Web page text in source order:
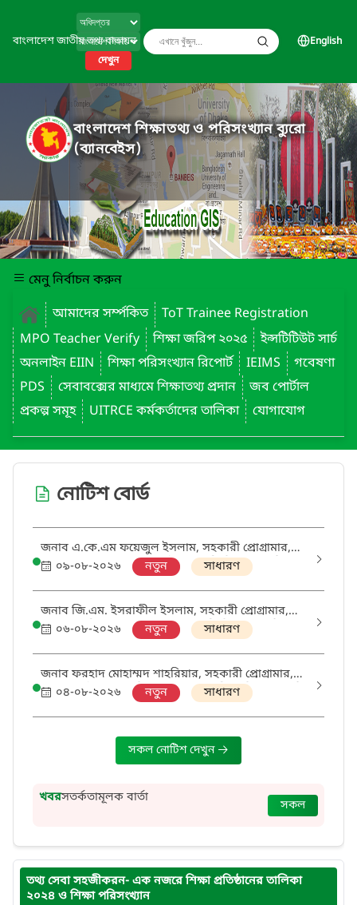
বাংলাদেশ জাতীয় তথ্য বাতায়ন
দেখুন
English
বাংলাদেশ শিক্ষাতথ্য ও পরিসংখ্যান ব্যুরো
(ব্যানবেইস)
মেনু নির্বাচন করুন
আমাদের সর্ম্পকিত
ToT Trainee Registration
MPO Teacher Verify
শিক্ষা জরিপ ২০২৫
ইন্সটিটিউট সার্চ
অনলাইন EIIN
শিক্ষা পরিসংখ্যান রিপোর্ট IEIMS
গবেষণা
PDS
সেবাবক্সের মাধ্যমে শিক্ষাতথ্য প্রদান
জব পোর্টাল
প্রকল্প সমূহ
UITRCE কর্মকর্তাদের তালিকা যোগাযোগ
নোটিশ বোর্ড
জনাব এ.কে.এম ফয়েজুল ইসলাম, সহকারী প্রোগ্রামার,
UITRCE, রামপাল, বাগেরহাট এর শ্রান্তি বিনোদন ছুটির
০৯-০৮-২০২৬ নতুন সাধারণ
জনাব জি.এম. ইসরাফীল ইসলাম, সহকারী প্রোগ্রামার,
UITRCE, ঝিকরগাছা, যশোর এর শ্রান্তি বিনোদন ছুটির
০৬-০৮-২০২৬ নতুন সাধারণ
জনাব ফরহাদ মোহাম্মদ শাহরিয়ার, সহকারী প্রোগ্রামার,
UITRCE, উল্লাপাড়া, সিরাজগঞ্জ এর শ্রান্তি ও বিনোদন ছুটি
০৪-০৮-২০২৬ নতুন সাধারণ
সকল নোটিশ দেখুন
খবরসতর্কতামূলক বার্তা সকল
তথ্য সেবা সহজীকরন- এক নজরে শিক্ষা প্রতিষ্ঠানের তালিকা
২০২৪ ও শিক্ষা পরিসংখ্যান